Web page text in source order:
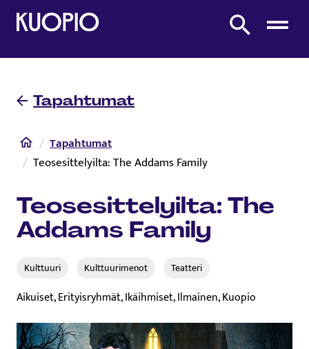
Etusivulle
Etsi sivustolta
Tapahtumat
Etusivu
Tapahtumat
Teosesittelyilta: The Addams Family
Teosesittelyilta: The
Addams Family
Kulttuuri Kulttuurimenot Teatteri
Aikuiset, Erityisryhmät, Ikäihmiset, Ilmainen, Kuopio